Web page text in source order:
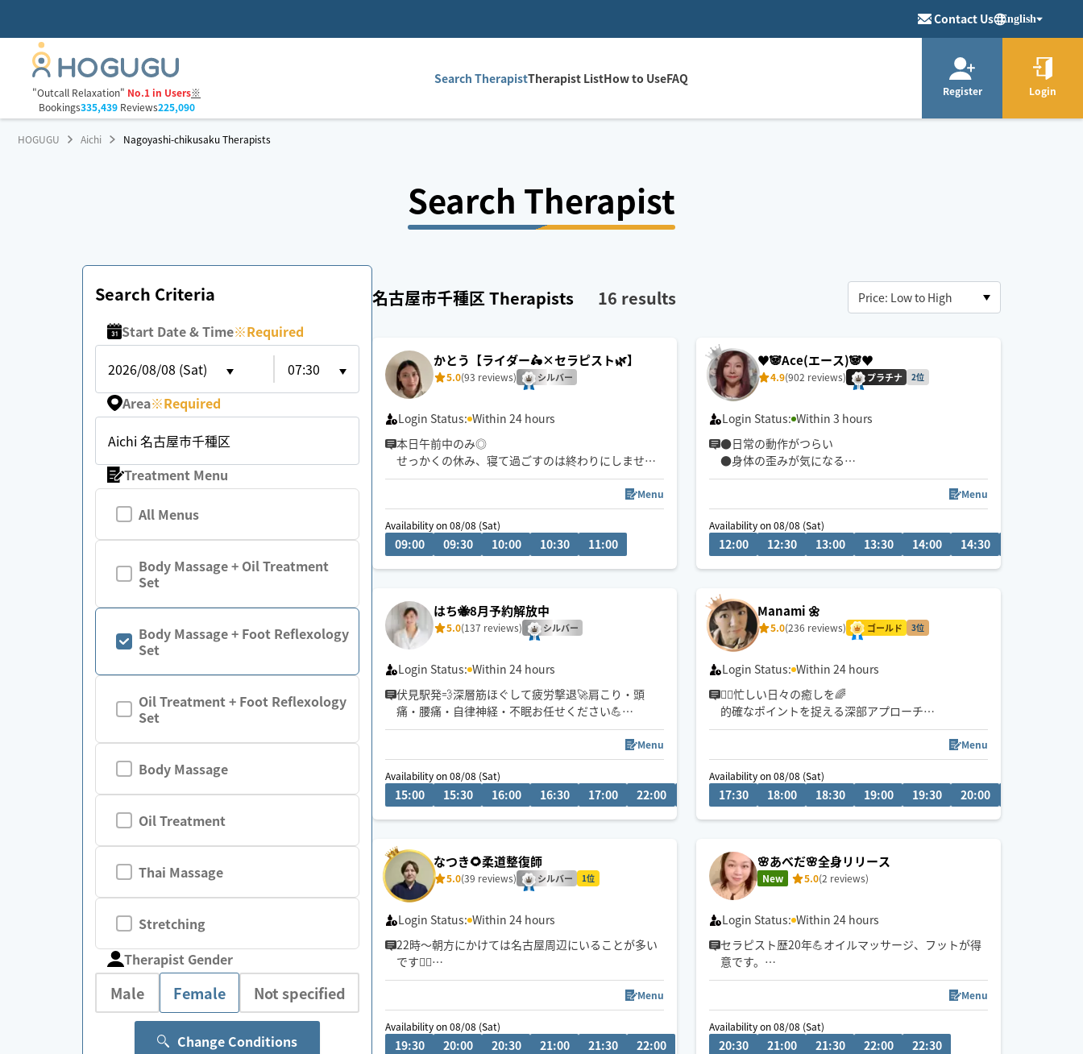
Contact Us English
"Outcall Relaxation" No.1 in Users※
Bookings335,439Reviews225,090
Search TherapistTherapist ListHow to UseFAQ
Register Login
HOGUGU Aichi Nagoyashi-chikusaku Therapists
Search Therapist
Search Criteria
Start Date & Time※Required
2026/08/08 (Sat)
07:30
Area※Required
Aichi 名古屋市千種区
Treatment Menu
All Menus
Body Massage + Oil Treatment
Set
Body Massage + Foot Reflexology
Set
Oil Treatment + Foot Reflexology
Set
Body Massage
Oil Treatment
Thai Massage
Stretching
Therapist Gender
Male Female Not specified
Change Conditions
名古屋市千種区 Therapists 16 results
かとう【ライダー🛵×セラピスト🌿】
5.0(93 reviews) シルバー
Login Status: Within 24 hours
本日午前中のみ◎
せっかくの休み、寝て過ごすのは終わりにしません
か？？
平日は仕事で疲れきってしまい休日は何もせずだら
だらしているだけ。。。
任せください！
寝ているだけで身体のメンテナンスができちゃいま
す♪あなたのお部屋を極上の癒し空間に🌱
Menu
Availability on 08/08 (Sat)
09:00 09:30 10:00 10:30 11:00
♥️🐼Ace(エース)🐼♥️
4.9(902 reviews) プラチナ 2位
Login Status: Within 3 hours
●日常の動作がつらい
●身体の歪みが気になる
●趣味や仕事のパフォーマンスを良くしたい
どんなお悩みにも真摯に向き合い身体の痛みや不
調、お客様の気になる所をその場しのぎではなく"根
本"から対応させて頂きます
慢性的な肩こり腰痛
足の浮腫み
末端冷え性
お客様の身体に合った施術でメニューをご提案させ
て頂きます👏
小さなお子さまやペットが居るお宅も歓迎です🐶😺
Menu
Availability on 08/08 (Sat)
12:00 12:30 13:00 13:30 14:00 14:30
はち🐝8月予約解放中
5.0(137 reviews) シルバー
Login Status: Within 24 hours
伏見駅発💨深層筋ほぐして疲労撃退🚀肩こり・頭
痛・腰痛・自律神経・不眠お任せください💪
チャット💬事前相談対応中
筋肉をもみほぐす手技で可動域が広がり全身整える
ことが得意です🐣
・迅速な対応を心がけております
・栄・伏見・名駅すぐ行けます🎒
→ご要望に記載してください
▶︎施術中や他の仕事中は返信遅れます🙏
Menu
Availability on 08/08 (Sat)
15:00 15:30 16:00 16:30 17:00 22:00
08/09 (Sun)
19:00 19:30 20:00 20:30 21:00
Manami 🌼
5.0(236 reviews) ゴールド 3位
Login Status: Within 24 hours
🏃‍♂️忙しい日々の癒しを🌈
的確なポイントを捉える深部アプローチ
お身体が開放されて心までほぐれる心地よさを実感
👍揉まれ慣れてる方もリラクゼーション初めてな方
にもお試し頂きたいです♪
🧑‍🎓鍼灸指圧系専門学生です
日々、知識技術の勉強してます
◉火•木•日 19時〜24時
◉金土は19時〜深夜まで
Menu
Availability on 08/08 (Sat)
17:30 18:00 18:30 19:00 19:30 20:00
なつき🌻柔道整復師
5.0(39 reviews) シルバー 1位
Login Status: Within 24 hours
22時〜朝方にかけては名古屋周辺にいることが多い
です💆‍♂️
💬シフト外の日時やメニューのご相談はチャットに
てお問い合わせください。
調整可能な際は出来る限り対応させていただきます
Menu
Availability on 08/08 (Sat)
19:30 20:00 20:30 21:00 21:30 22:00
08/09 (Sun)
02:30 03:00 03:30 04:00 04:30 05:00
🌸あべだ🌸全身リリース
New 5.0(2 reviews)
Login Status: Within 24 hours
セラピスト歴20年💪オイルマッサージ、フットが得
意です。
1.5倍マット持参可⭐️
・長さ180cm×幅120cm
・雨天時は持ち込みいたしかねます
Menu
Availability on 08/08 (Sat)
20:30 21:00 21:30 22:00 22:30